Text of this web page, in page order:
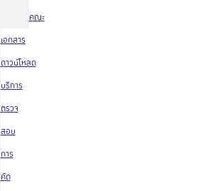
คณะ
เอกสาร
ดาวน์โหลด
บริการ
ตรวจ
สอบ
การ
คัด